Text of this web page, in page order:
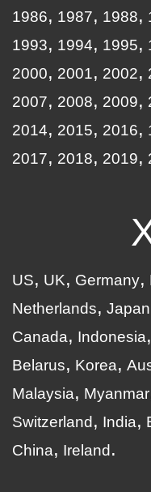
1986
1987 1988
1993
1994 1995
2000
2001 2002
2007
2008 2009
2014
2015 2016
2017
2018 2019
US UK Germany
Netherlands
Japan
Canada
Indonesia
Belarus
Korea
Malaysia
Myanmar
Switzerland
India
China
Ireland